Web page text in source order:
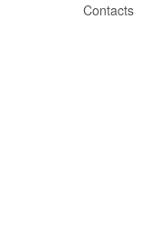
Contacts